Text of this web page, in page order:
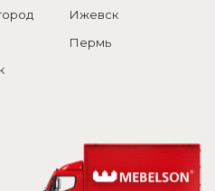
Ижевск
Пермь